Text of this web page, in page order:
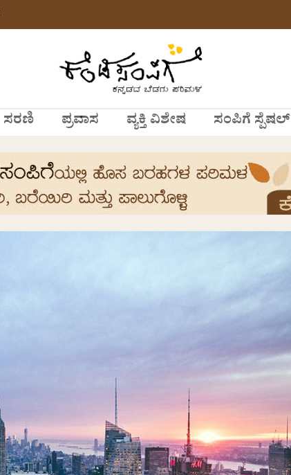
ಸರಣಿ ಪ್ರವಾಸ ವ್ಯಕ್ತಿ ವಿಶೇಷ ಸಂಪಿಗೆ ಸ್ಪೆಷಲ್